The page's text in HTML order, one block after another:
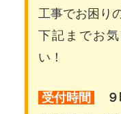
工事でお困り
下記までお
い！
受付時間 ９